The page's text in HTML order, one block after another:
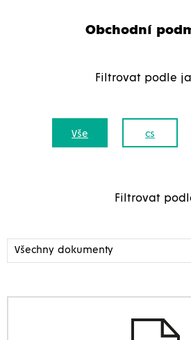
Obchodní
Filtrovat podle
Vše cs
Filtrovat